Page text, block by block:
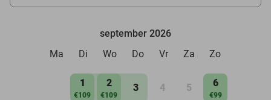
september 2026
Ma
Di Wo Do Vr Za Zo
1
€109
2
€109
3 4 5 6
€99